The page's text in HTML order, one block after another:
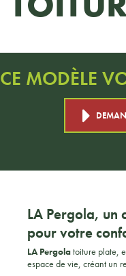
CE MODÈLE
LA Pergola, un
pour votre
LA Pergolatoiture plate,
espace de vie, créant un